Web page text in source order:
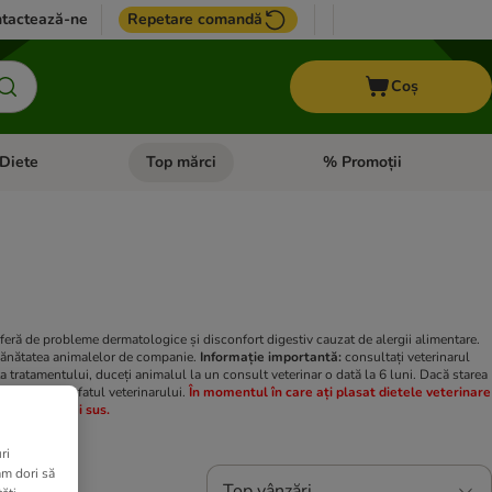
ne Repetare comandă
Coș
Pești
meniul cu categorii: CaiDeschideți meniul cu categorii: + VET Diete
Top mărci Deschideți meniul cu
% Promoții
de probleme dermatologice și disconfort digestiv cauzat de alergii alimentare.
animalelor de companie. Informație importantă:consultați veterinarul
tratamentului, duceți animalul la un consult veterinar o dată la 6 luni. Dacă starea
imediat sfatul veterinarului. În momentul în care ați plasat dietele veterinare
mai sus.
dori să